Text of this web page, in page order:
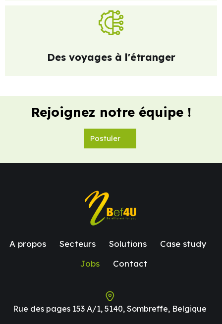
Des voyages à l'étranger
Rejoignez notre équipe !
Postuler
A propos Secteurs Solutions
Case study
Jobs
Contact
Rue des pages 153 A/1, 5140, Sombreffe, Belgique